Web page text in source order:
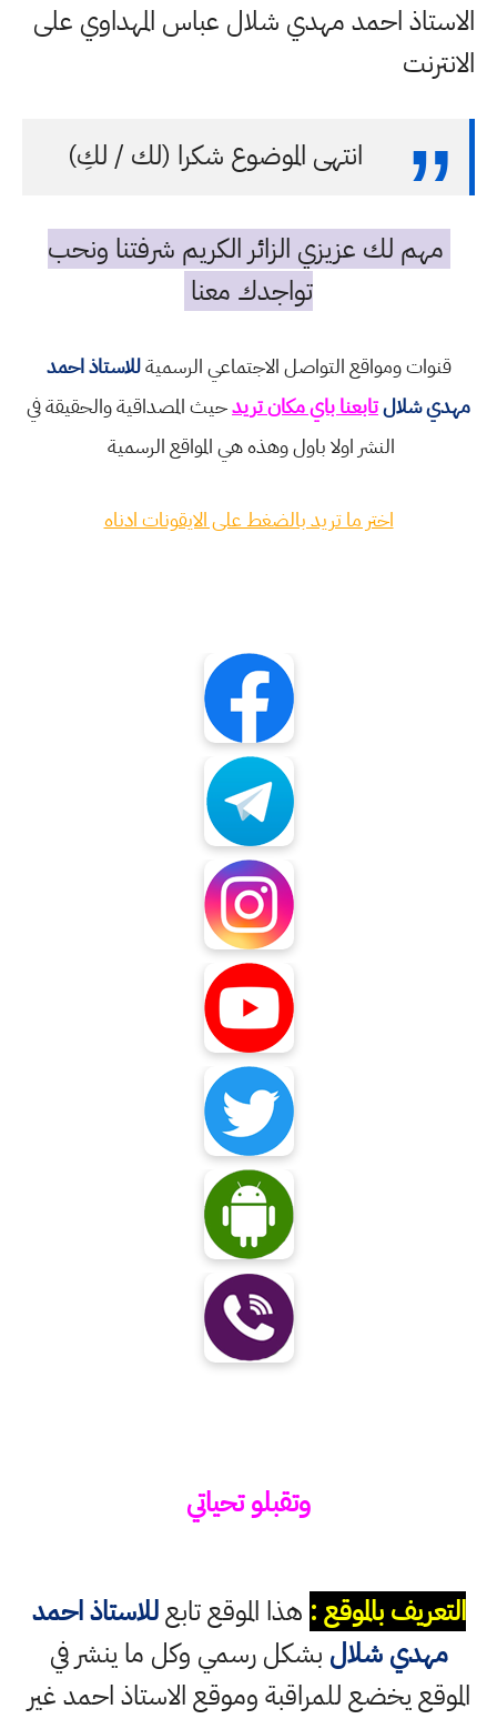
الاستاذ احمد مهدي شلال عباس المهداوي على
الانترنت
انتهى الموضوع شكرا (لك / لكِ)
مهم لك عزيزي الزائر الكريم شرفتنا ونحب
تواجدك معنا
قنوات ومواقع التواصل الاجتماعي الرسميةللاستاذ احمد
مهدي شلالتابعنا باي مكان تريدحيث المصداقية والحقيقة في
النشر اولا باول وهذه هي المواقع الرسمية
اختر ما تريد بالضغط على الايقونات ادناه
وتقبلو تحياتي
التعريف بالموقع : هذا الموقع تابعللاستاذ احمد
مهدي شلال بشكل رسمي وكل ما ينشر في
الموقع يخضع للمراقبة وموقع الاستاذ احمد غير